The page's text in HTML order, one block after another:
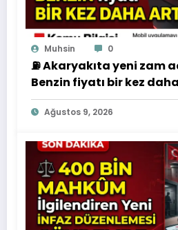
Muhsin 0
⛽ Akaryakıta yeni zam
Benzin fiyatı bir kez
Ağustos 9, 2026